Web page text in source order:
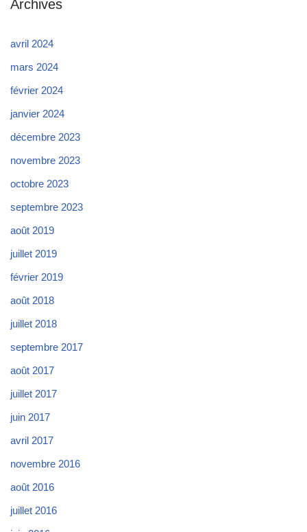
Archives
avril 2024
mars 2024
février 2024
janvier 2024
décembre 2023
novembre 2023
octobre 2023
septembre 2023
août 2019
juillet 2019
février 2019
août 2018
juillet 2018
septembre 2017
août 2017
juillet 2017
juin 2017
avril 2017
novembre 2016
août 2016
juillet 2016